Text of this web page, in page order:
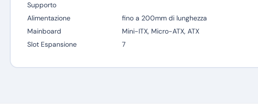
Supporto
Alimentazione
fino a 200mm di lunghezza
Mainboard
Mini-ITX, Micro-ATX, ATX
Slot Espansione
7